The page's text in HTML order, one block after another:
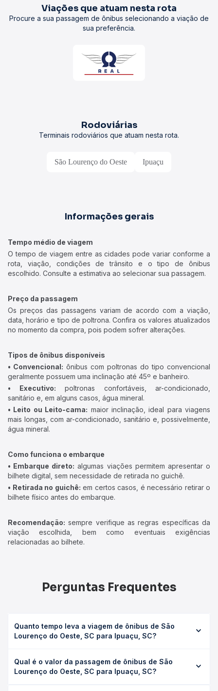
Viações que atuam nesta rota
Procure a sua passagem de ônibus selecionando a viação de
sua preferência.
Rodoviárias
Terminais rodoviários que atuam nesta rota.
São Lourenço do Oeste Ipuaçu
Informações gerais
Tempo médio de viagem
O tempo de viagem entre as cidades pode variar conforme a
rota, viação, condições de trânsito e o tipo de ônibus
escolhido. Consulte a estimativa ao selecionar sua passagem.
Preço da passagem
Os preços das passagens variam de acordo com a viação,
data, horário e tipo de poltrona. Confira os valores atualizados
no momento da compra, pois podem sofrer alterações.
Tipos de ônibus disponíveis
• Convencional: ônibus com poltronas do tipo convencional
geralmente possuem uma inclinação até 45º e banheiro.
• Executivo: poltronas confortáveis, ar-condicionado,
sanitário e, em alguns casos, água mineral.
• Leito ou Leito-cama: maior inclinação, ideal para viagens
mais longas, com ar-condicionado, sanitário e, possivelmente,
água mineral.
Como funciona o embarque
• Embarque direto: algumas viações permitem apresentar o
bilhete digital, sem necessidade de retirada no guichê.
• Retirada no guichê: em certos casos, é necessário retirar o
bilhete físico antes do embarque.
Recomendação: sempre verifique as regras específicas da
viação escolhida, bem como eventuais exigências
relacionadas ao bilhete.
Perguntas Frequentes
Quanto tempo leva a viagem de ônibus de São
Lourenço do Oeste, SC para Ipuaçu, SC?
Ipuaçu, SC leva em média 1h 15min, podendo variar
conforme a viação, o tipo de serviço (convencional,
Qual é o valor da passagem de ônibus de São
Lourenço do Oeste, SC para Ipuaçu, SC?